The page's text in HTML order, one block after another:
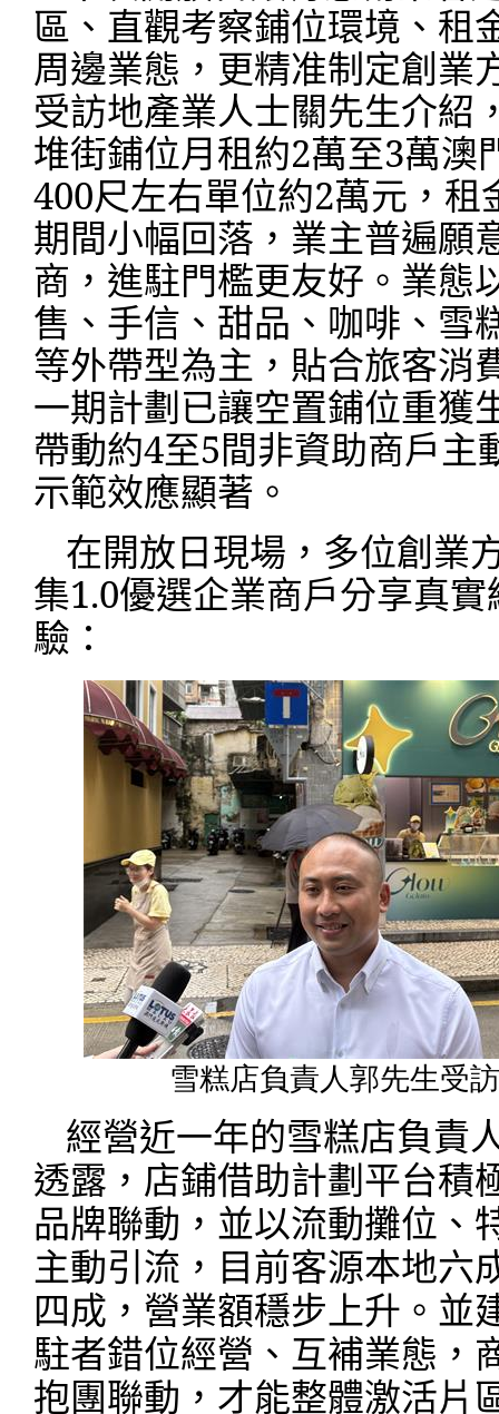
區、直觀考察鋪位環境、租
周邊業態，更精准制定創業
受訪地產業人士關先生介紹
堆街鋪位月租約2萬至3萬澳
400尺左右單位約2萬元，租
期間小幅回落，業主普遍願
商，進駐門檻更友好。業態
售、手信、甜品、咖啡、雪
等外帶型為主，貼合旅客消
一期計劃已讓空置鋪位重獲
帶動約4至5間非資助商戶主
示範效應顯著。
在開放日現場，多位創業
集1.0優選企業商戶分享真實
驗：
雪糕店負責人郭先生受訪
經營近一年的雪糕店負責
透露，店鋪借助計劃平台積
品牌聯動，並以流動攤位、
主動引流，目前客源本地六
四成，營業額穩步上升。並
駐者錯位經營、互補業態，
抱團聯動，才能整體激活片